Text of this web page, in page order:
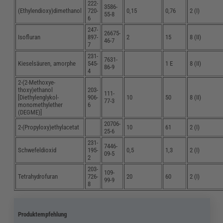
(Ethylendioxy)dimethanol
222-
720-
6
3586-
55-8
0,15 0,76 2 (I)
Isofluran
247-
897-
7
26675-
46-7
2 15 8 (II)
Kieselsäuren, amorphe
231-
545-
4
7631-
86-9
1 E 8 (II)
2-(2-Methoxye-
thoxy)ethanol
[Diethylenglykol-
monomethylether
(DEGME)]
203-
906-
6
111-
77-3
10 50 8 (II)
2-(Propyloxy)ethylacetat
20706-
25-6
10 61 2 (I)
Schwefeldioxid
231-
195-
2
7446-
09-5
0,5 1,3 2 (I)
Tetrahydrofuran
203-
726-
8
109-
99-9
20 60 2 (I)
Produktempfehlung